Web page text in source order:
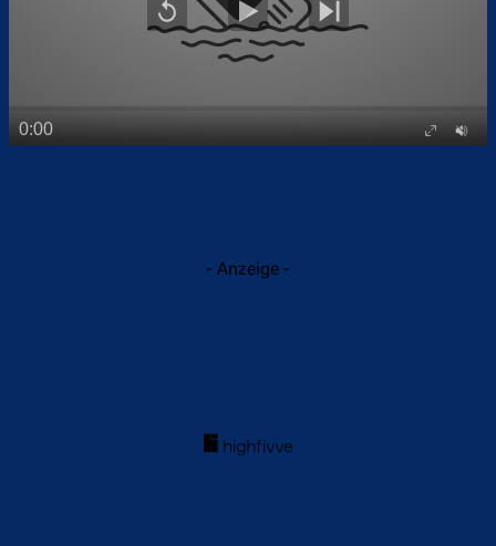
- Anzeige -